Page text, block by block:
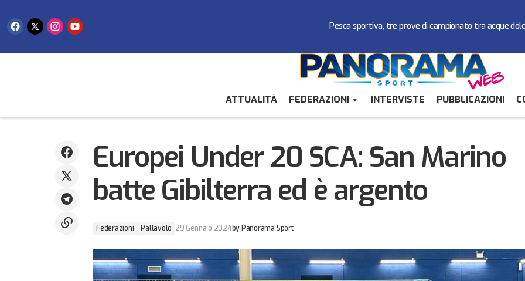
Pesca sportiva, tre prove di campionato tra acque
ATTUALITÀ FEDERAZIONI INTERVISTE PUBBLICAZIONI
Europei Under 20 SCA: San Marino
batte Gibilterra ed è argento
Federazioni Pallavolo 29 Gennaio 2024by Panorama Sport